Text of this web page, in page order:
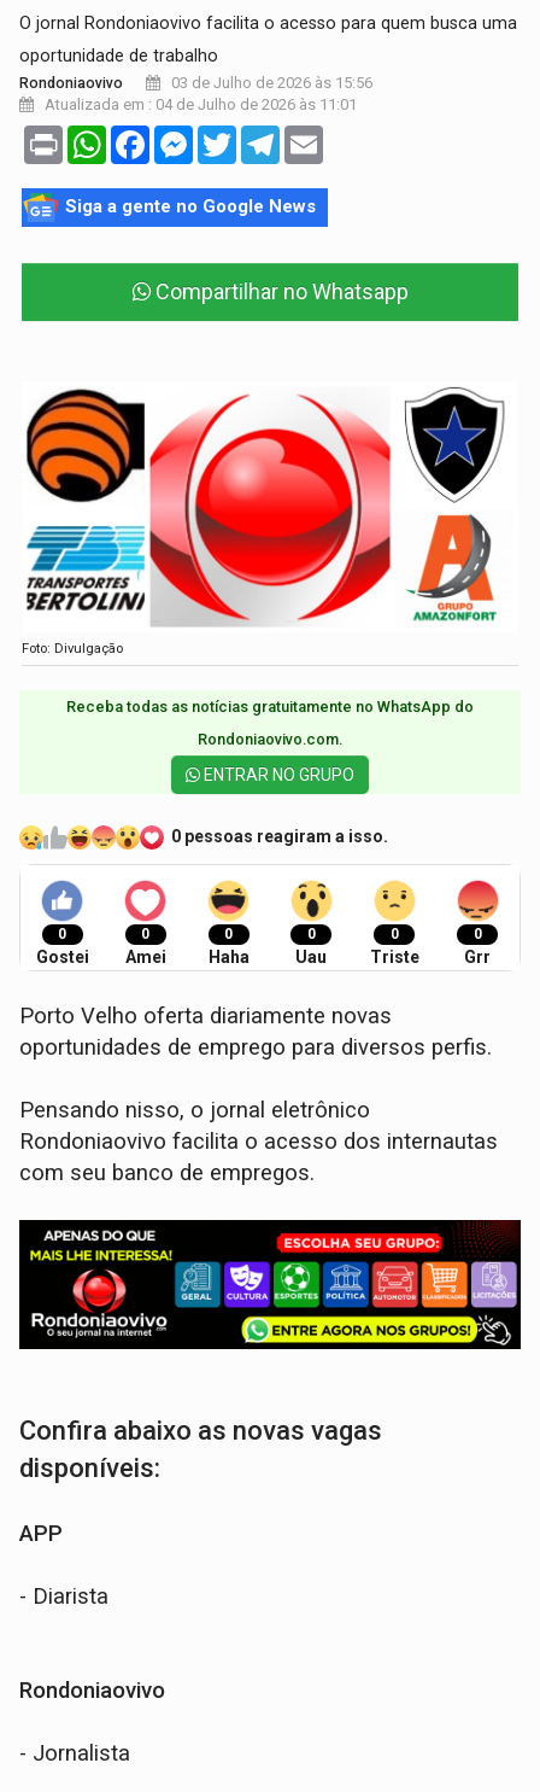
O jornal Rondoniaovivo facilita o acesso para quem busca uma
oportunidade de trabalho
Rondoniaovivo
03 de Julho de 2026 às 15:56
Atualizada em : 04 de Julho de 2026 às 11:01
Print WhatsAppFacebookMessenger
TwitterTelegram
Siga a gente no Google News
Compartilhar no Whatsapp
Foto: Divulgação
Receba todas as notícias gratuitamente no WhatsApp do
Rondoniaovivo.com.​
ENTRAR NO GRUPO
0 pessoas reagiram a isso.
0
Gostei
0
Amei
0
Haha
0
Uau
0
Triste
0
Grr
Porto Velho oferta diariamente novas
oportunidades de emprego para diversos perfis.
Pensando nisso, o jornal eletrônico
Rondoniaovivo facilita o acesso dos internautas
com seu banco de empregos.
Confira abaixo as novas vagas
disponíveis:
APP
- Diarista
Rondoniaovivo
- Jornalista